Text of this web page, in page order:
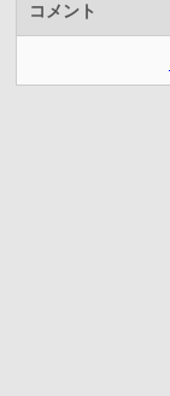
コメント